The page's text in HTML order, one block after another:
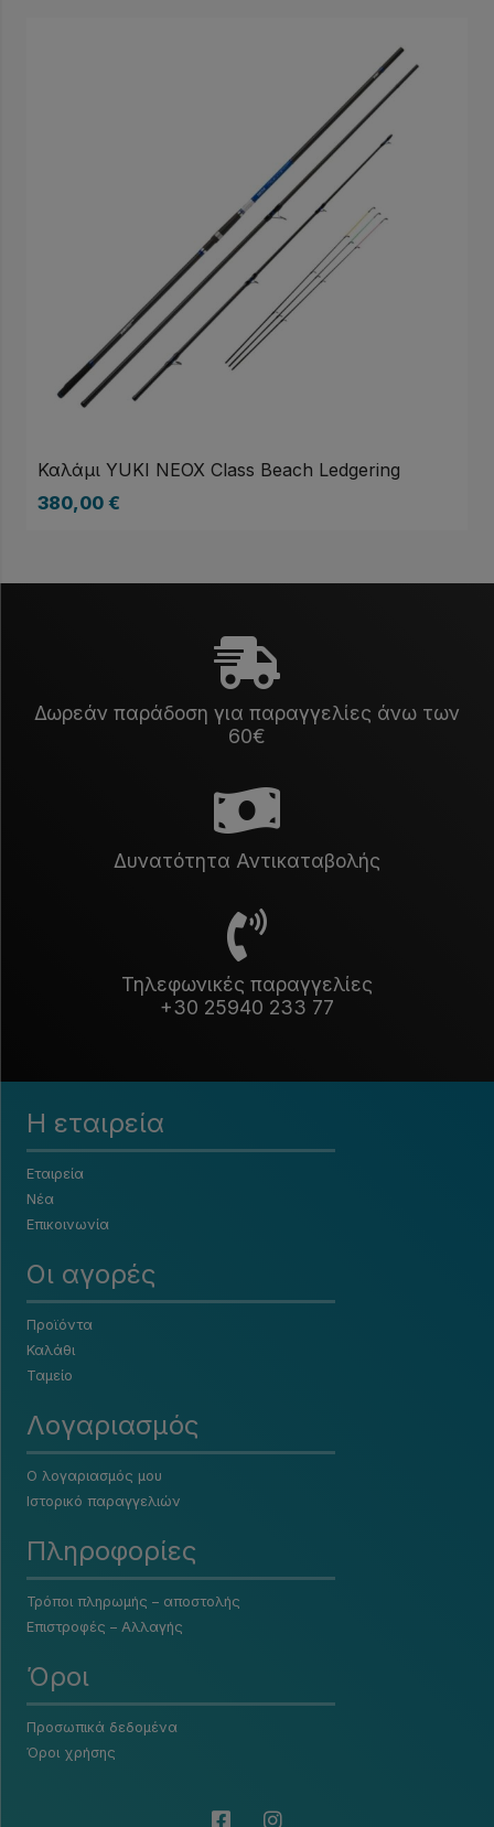
Καλάμι YUKI NEOX Class Beach Ledgering
380,00 €
Δωρεάν παράδοση για παραγγελίες άνω των
60€
Δυνατότητα Αντικαταβολής
Τηλεφωνικές παραγγελίες
+30 25940 233 77
Η εταιρεία
Εταιρεία
Νέα
Επικοινωνία
Οι αγορές
Προϊόντα
Καλάθι
Ταμείο
Λογαριασμός
Ο λογαριασμός μου
Ιστορικό παραγγελιών
Πληροφορίες
Τρόποι πληρωμής – αποστολής
Επιστροφές – Αλλαγής
Όροι
Προσωπικά δεδομένα
Όροι χρήσης